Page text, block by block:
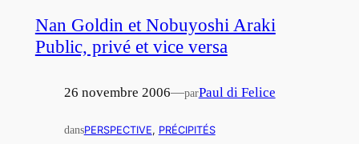
Nan Goldin et Nobuyoshi Araki
Public, privé et vice versa
26 novembre 2006—parPaul di Felice
dansPERSPECTIVE, PRÉCIPITÉS